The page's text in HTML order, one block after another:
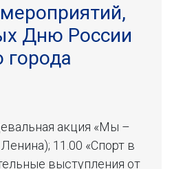
Дню России
города
акция «Мы –
11.00 «Спорт в
выступления от